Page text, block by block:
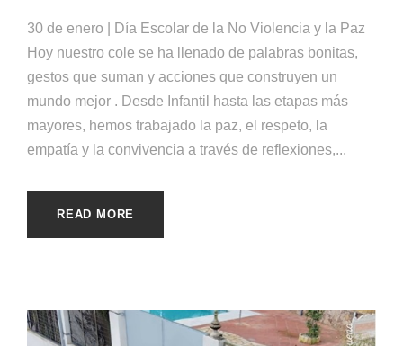
30 de enero | Día Escolar de la No Violencia y la Paz
Hoy nuestro cole se ha llenado de palabras bonitas,
gestos que suman y acciones que construyen un
mundo mejor . Desde Infantil hasta las etapas más
mayores, hemos trabajado la paz, el respeto, la
empatía y la convivencia a través de reflexiones,...
READ MORE